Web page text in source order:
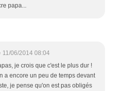
papa...
11/06/2014 08:04
je crois que c'est le plus dur !
a encore un peu de temps devant
je pense qu'on est pas obligés